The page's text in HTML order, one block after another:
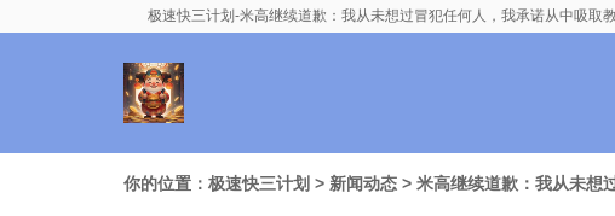
极速快三计划-米高继续道歉：我从未想过冒犯任何人，我承诺从中吸取
你的位置： 极速快三计划 > 新闻动态 > 米高继续道歉：我从未想